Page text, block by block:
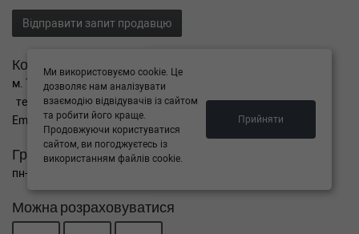
Відправити запит продавцю
Контакти
м. Тернопіль вул. Микулинецька 106а
тел. +38(099)650-59-19
Email. autokitparts@yahoo.com
Графік роботи
пн-пт з 9:00 до 17:00, сб - вихідний, нд - вихідний
Можна розраховуватися
Ми використовуємо cookie. Це
дозволяє нам аналізувати
взаємодію відвідувачів із сайтом
та робити його краще.
Продовжуючи користуватися
сайтом, ви погоджуєтесь із
використанням файлів cookie.
Прийняти